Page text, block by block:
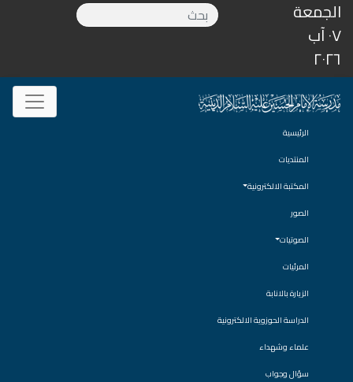
الجمعة
٠٧ آب
٢٠٢٦
الرئيسية
المنتديات
المكتبة الالكترونية
الصور
الصوتيات
المرئيات
الزيارة بالانابة
الدراسة الحوزوية الالكترونية
علماء وشهداء
سؤال وجواب